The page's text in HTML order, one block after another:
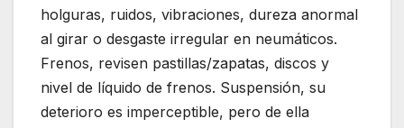
holguras, ruidos, vibraciones, dureza anormal
al girar o desgaste irregular en neumáticos.
Frenos, revisen pastillas/zapatas, discos y
nivel de líquido de frenos. Suspensión, su
deterioro es imperceptible, pero de ella